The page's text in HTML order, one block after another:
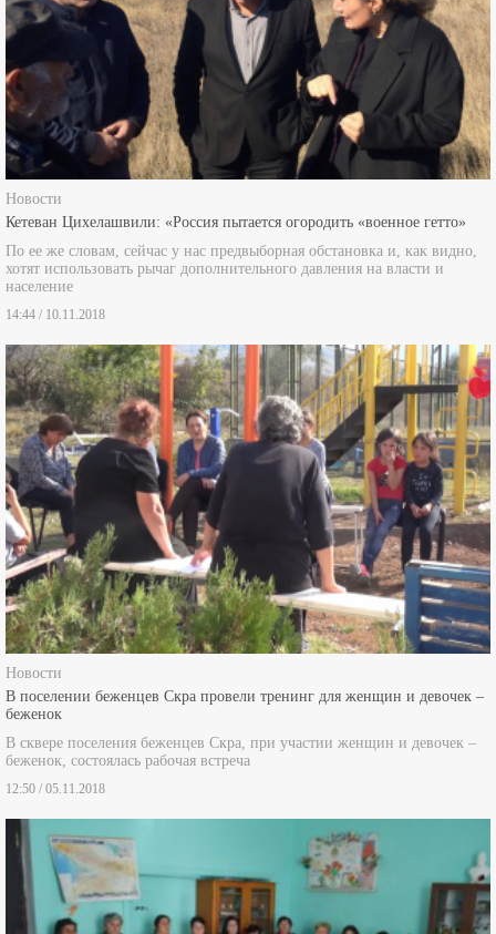
Новости
Кетеван Цихелашвили: «Россия пытается огородить «военное гетто»
По ее же словам, сейчас у нас предвыборная обстановка и, как видно,
хотят использовать рычаг дополнительного давления на власти и
население
Новости
В поселении беженцев Скра провели тренинг для женщин и девочек –
беженок
В сквере поселения беженцев Скра, при участии женщин и девочек –
беженок, состоялась рабочая встреча
12:50 / 05.11.2018